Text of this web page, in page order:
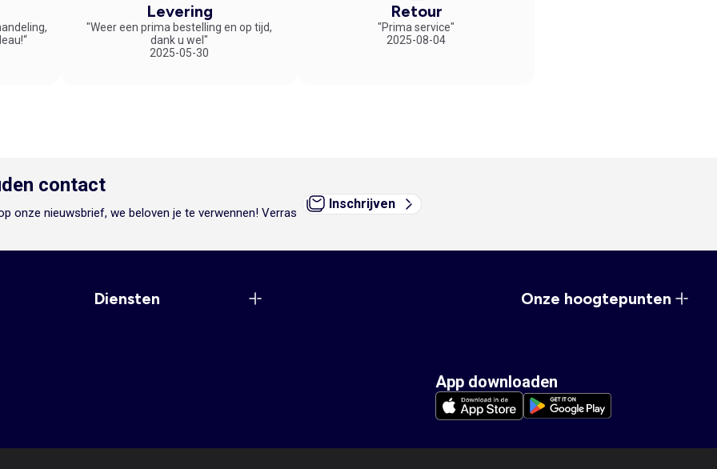
Levering
"Weer een prima bestelling en op tijd,
dank u wel"
2025-05-30
Retour
"Prima service"
2025-08-04
contact
onze nieuwsbrief, we beloven je te verwennen! Verras
Inschrijven
Diensten Onze hoogtepunten
App downloaden